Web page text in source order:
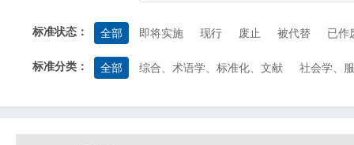
标准状态： 全部 即将实施 现行 废止 被代替 已作
标准分类： 全部 综合、术语学、标准化、文献 社会学、
电信、音频和视频工程 信息技术、办公机械